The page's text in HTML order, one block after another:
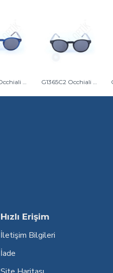
G1365C6 Occhiali Di Gio Unisex Güneş Gözlüğü Lacivert G1365C2 Occhiali Di Gio Unisex Güneş Gözlüğü Siyah
Hızlı Erişim
İletişim Bilgileri
İade